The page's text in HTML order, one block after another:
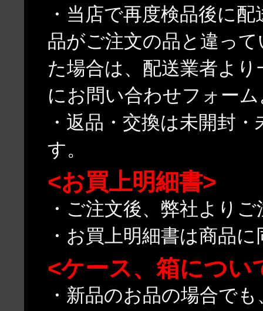
・当店で再度検品後に
品がご注文の品と違っ
た場合は、配送業者よ
にお問い合わせフォー
・返品・交換は未開封
す。
<お買上明細書>
・ご注文後、弊社より
・お買上明細書は商品
<ケース、箱につい
・新品のお品の場合で